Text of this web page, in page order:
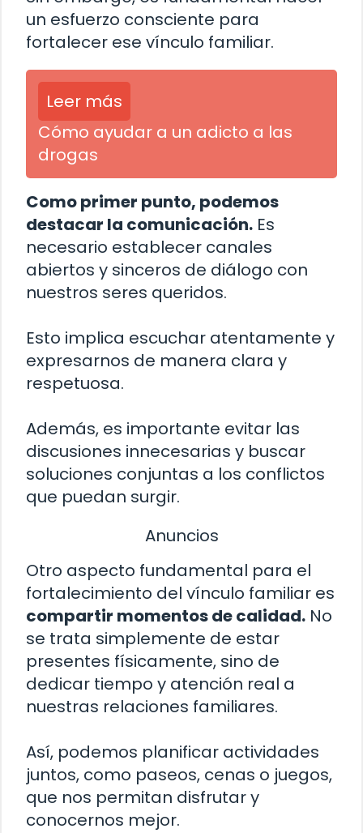
un esfuerzo consciente para
fortalecer ese vínculo familiar.
Leer más
Cómo ayudar a un adicto a las
drogas
Como primer punto, podemos
destacar la comunicación. Es
necesario establecer canales
abiertos y sinceros de diálogo con
nuestros seres queridos.
Esto implica escuchar atentamente y
expresarnos de manera clara y
respetuosa.
Además, es importante evitar las
discusiones innecesarias y buscar
soluciones conjuntas a los conflictos
que puedan surgir.
Anuncios
Otro aspecto fundamental para el
fortalecimiento del vínculo familiar es
compartir momentos de calidad. No
se trata simplemente de estar
presentes físicamente, sino de
dedicar tiempo y atención real a
nuestras relaciones familiares.
Así, podemos planificar actividades
juntos, como paseos, cenas o juegos,
que nos permitan disfrutar y
conocernos mejor.